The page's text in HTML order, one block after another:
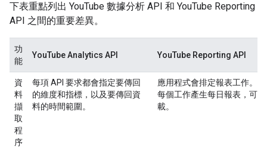
下表重點列出 YouTube 數據分析 API 和 YouTube Reporting
API 之間的重要差異。
功
能
YouTube Analytics API YouTube Reporting API
資
料
擷
取
程
序
每項 API 要求都會指定要傳回
的維度和指標，以及要傳回資
料的時間範圍。
應用程式會排定報表工作。
每個工作產生每日報表，可
載。